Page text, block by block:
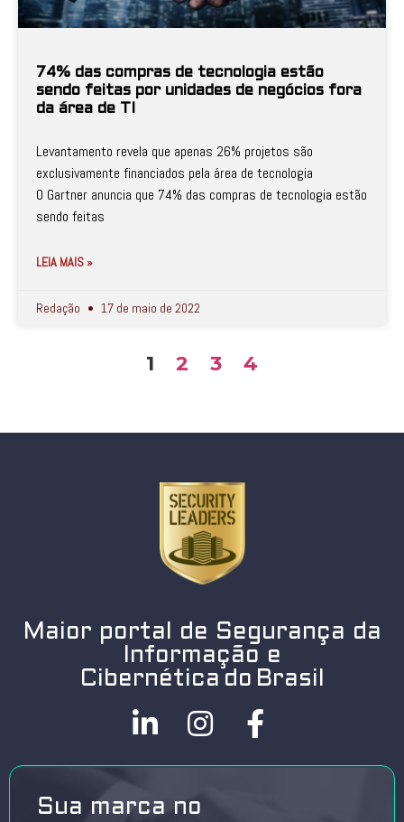
74% das compras de tecnologia estão
sendo feitas por unidades de negócios fora
da área de TI
Levantamento revela que apenas 26% projetos são
exclusivamente financiados pela área de tecnologia
O Gartner anuncia que 74% das compras de tecnologia estão
sendo feitas
LEIA MAIS »
Redação 17 de maio de 2022
1 2 3 4
Maior portal de Segurança da
Informação e
Cibernética do Brasil
Sua marca no